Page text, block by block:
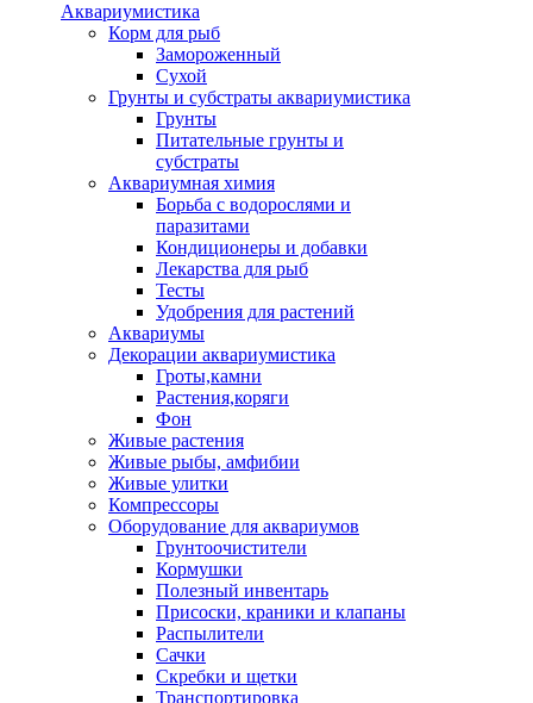
Аквариумистика
Корм для рыб
Замороженный
Сухой
Грунты и субстраты аквариумистика
Грунты
Питательные грунты и
субстраты
Аквариумная химия
Борьба с водорослями и
паразитами
Кондиционеры и добавки
Лекарства для рыб
Тесты
Удобрения для растений
Аквариумы
Декорации аквариумистика
Гроты,камни
Растения,коряги
Фон
Живые растения
Живые рыбы, амфибии
Живые улитки
Компрессоры
Оборудование для аквариумов
Грунтоочистители
Кормушки
Полезный инвентарь
Присоски, краники и клапаны
Распылители
Сачки
Скребки и щетки
Транспортировка